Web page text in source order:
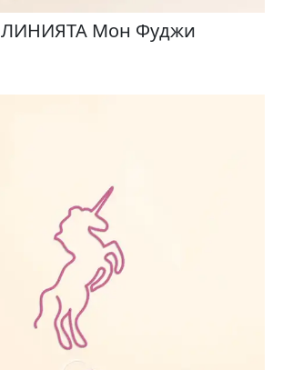
ЛИНИЯТА Мон Фуджи